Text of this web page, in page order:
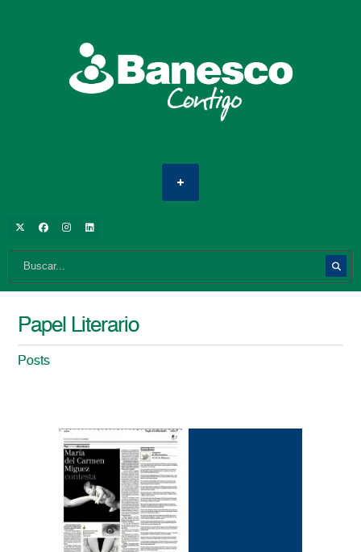
Papel Literario
Posts